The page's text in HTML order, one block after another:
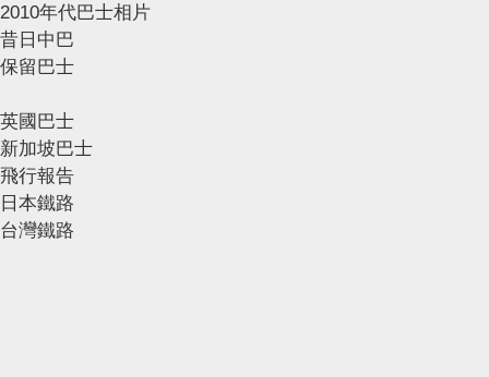
2010年代巴士相片
昔日中巴
保留巴士
英國巴士
新加坡巴士
飛行報告
日本鐵路
台灣鐵路